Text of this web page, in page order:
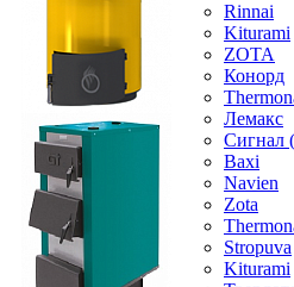
Rinnai
Kiturami
ZOTA
Конорд
Лемакс
Baxi
Navien
Zota
Stropuva
Kiturami